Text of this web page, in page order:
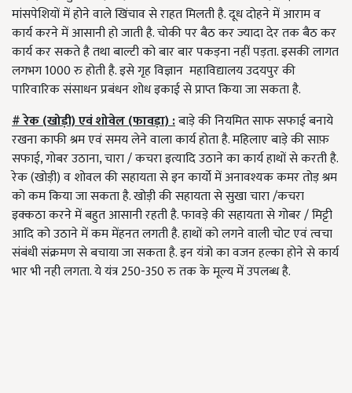
मांसपेशियों में होने वाले खिंचाव से राहत मिलती है. दूध दोहने में आराम व
कार्य करने में आसानी हो जाती है. चोकी पर बैठ कर ज्यादा देर तक बैठ कर
कार्य कर सकते है तथा बाल्टी को बार बार पकड़ना नहीं पड़ता. इसकी लागत
लगभग 1000 रु होती है. इसे गृह विज्ञान महाविद्यालय उदयपुर की
पारिवारिक संसाधन प्रबंधन शोध इकाई से प्राप्त किया जा सकता है.
# रेक (खोड़ी) एवं शोवेल (फावड़ा) :बाड़े की नियमित साफ सफाई बनाये
रखना काफी श्रम एवं समय लेने वाला कार्य होता है. महिलाए बाड़े की साफ़
सफाई, गोबर उठाना, चारा / कचरा इत्यादि उठाने का कार्य हाथों से करती है.
रेक (खोड़ी) व शोवल की सहायता से इन कार्यो में अनावश्यक कमर तोड़ श्रम
को कम किया जा सकता है. खोड़ी की सहायता से सुखा चारा /कचरा
इक्कठा करने में बहुत आसानी रहती है. फावड़े की सहायता से गोबर / मिट्टी
आदि को उठाने में कम मेंहनत लगती है. हाथों को लगने वाली चोट एवं त्वचा
संबंधी संक्रमण से बचाया जा सकता है. इन यंत्रो का वजन हल्का होने से कार्य
भार भी नही लगता. ये यंत्र 250-350 रु तक के मूल्य में उपलब्ध है.